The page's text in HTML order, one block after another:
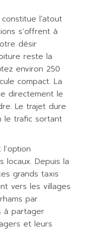
constitue l’atout
s’offrent à
désir
reste la
environ 250
compact. La
directement le
Le trajet dure
le trafic sortant
locaux. Depuis la
grands taxis
vers les villages
par
à partager
et leurs